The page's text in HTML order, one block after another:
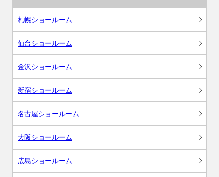
札幌ショールーム
仙台ショールーム
金沢ショールーム
新宿ショールーム
名古屋ショールーム
大阪ショールーム
広島ショールーム